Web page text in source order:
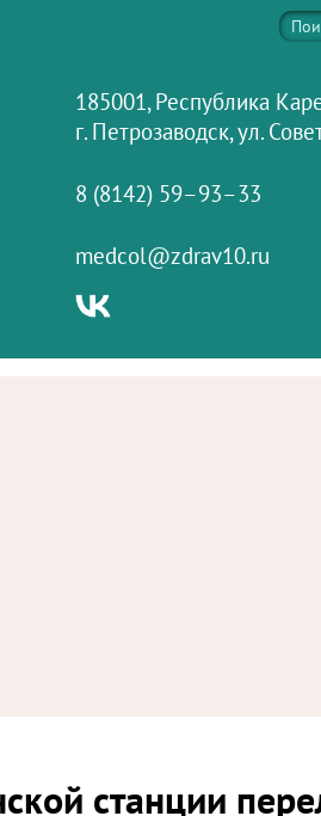
185001, Республика
г. Петрозаводск, ул.
8 (8142) 59–93–33
medcol@zdrav10.ru
станции